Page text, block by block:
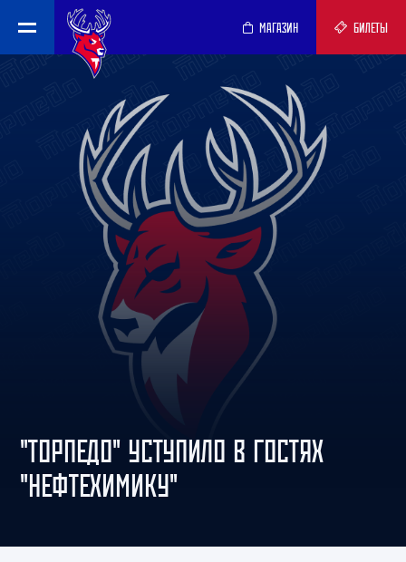
МАГАЗИН БИЛЕТЫ
"ТОРПЕДО" УСТУПИЛО В ГОСТЯХ
"НЕФТЕХИМИКУ"